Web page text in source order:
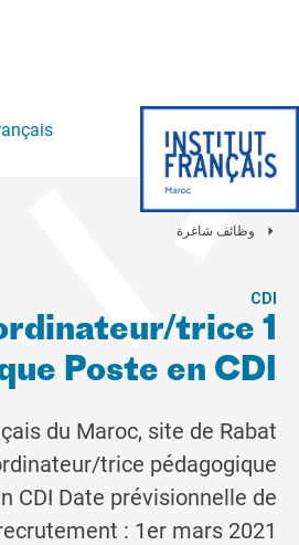
وظائف شاغرة
CDI
trice
Poste en CDI
du Maroc, site de Rabat
trice pédagogique
CDI Date prévisionnelle de
: 1er mars 2021